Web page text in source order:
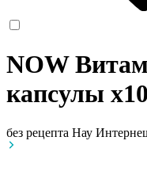
NOW
капсулы
без рецепта Нау